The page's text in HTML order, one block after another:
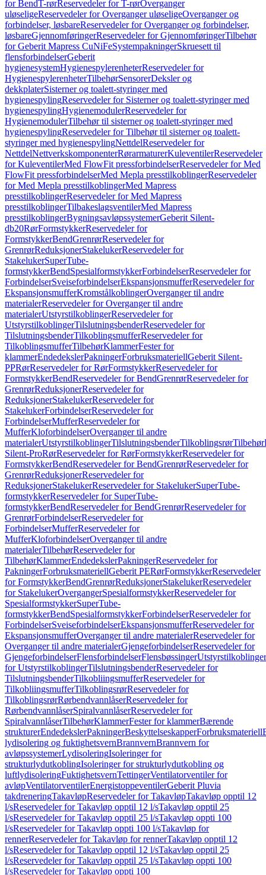
for BendT-rørReservedeler for T-rørOverganger
uløseligeReservedeler for Overganger uløseligeOverganger og
forbindelser, løsbareReservedeler for Overganger og forbindelser,
løsbareGjennomføringerReservedeler for GjennomføringerTilbehør
for Geberit Mapress CuNiFeSystempakningerSkruesett til
flensforbindelserGeberit
hygienesystemHygienespylerenheterReservedeler for
HygienespylerenheterTilbehørSensorerDeksler og
dekkplaterSisterner og toalett-styringer med
hygienespylingReservedeler for Sisterner og toalett-styringer med
hygienespylingHygienemodulerReservedeler for
HygienemodulerTilbehør til sisterner og toalett-styringer med
hygienespylingReservedeler for Tilbehør til sisterner og toalett-
styringer med hygienespylingNettdelReservedeler for
NettdelNettverkskomponenterRørarmaturerKuleventilerReservedeler
for KuleventilerMed FlowFit pressforbindelserReservedeler for Med
FlowFit pressforbindelserMed Mepla presstilkoblingerReservedeler
for Med Mepla presstilkoblingerMed Mapress
presstilkoblingerReservedeler for Med Mapress
presstilkoblingerTilbakeslagsventilerMed Mapress
presstilkoblingerBygningsavløpssystemerGeberit Silent-
db20RørFormstykkerReservedeler for
FormstykkerBendGrenrørReservedeler for
GrenrørReduksjonerStakelukerReservedeler for
StakelukerSuperTube-
formstykkerBendSpesialformstykkerForbindelserReservedeler for
ForbindelserSveiseforbindelserEkspansjonsmufferReservedeler for
EkspansjonsmufferKromstålkoblingerOverganger til andre
materialerReservedeler for Overganger til andre
materialerUtstyrstilkoblingerReservedeler for
UtstyrstilkoblingerTilslutningsbenderReservedeler for
TilslutningsbenderTilkoblingsmufferReservedeler for
TilkoblingsmufferTilbehørKlammerFester for
klammerEndedekslerPakningerForbruksmateriellGeberit Silent-
PPRørReservedeler for RørFormstykkerReservedeler for
FormstykkerBendReservedeler for BendGrenrørReservedeler for
GrenrørReduksjonerReservedeler for
ReduksjonerStakelukerReservedeler for
StakelukerForbindelserReservedeler for
ForbindelserMufferReservedeler for
MufferKloforbindelserOverganger til andre
materialerUtstyrstilkoblingerTilslutningsbenderTilkoblingsrørTilbehør
Silent-ProRørReservedeler for RørFormstykkerReservedeler for
FormstykkerBendReservedeler for BendGrenrørReservedeler for
GrenrørReduksjonerReservedeler for
ReduksjonerStakelukerReservedeler for StakelukerSuperTube-
formstykkerReservedeler for SuperTube-
formstykkerBendReservedeler for BendGrenrørReservedeler for
GrenrørForbindelserReservedeler for
ForbindelserMufferReservedeler for
MufferKloforbindelserOverganger til andre
materialerTilbehørReservedeler for
TilbehørKlammerEndedekslerPakningerReservedeler for
PakningerForbruksmateriellGeberit PERørFormstykkerReservedeler
for FormstykkerBendGrenrørReduksjonerStakelukerReservedeler
for StakelukerOvergangerSpesialformstykkerReservedeler for
SpesialformstykkerSuperTube-
formstykkerBendSpesialformstykkerForbindelserReservedeler for
ForbindelserSveiseforbindelserEkspansjonsmufferReservedeler for
EkspansjonsmufferOverganger til andre materialerReservedeler for
Overganger til andre materialerGjengeforbindelserReservedeler for
GjengeforbindelserFlensforbindelserFlensbøssingerUtstyrstilkoblinger
for UtstyrstilkoblingerTilslutningsbenderReservedeler for
TilslutningsbenderTilkobliingsmufferReservedeler for
TilkobliingsmufferTilkoblingsrørReservedeler for
TilkoblingsrørRørbendvannlåserReservedeler for
RørbendvannlåserSpiralvannlåserReservedeler for
SpiralvannlåserTilbehørKlammerFester for klammerBærende
strukturerEndedekslerPakningerBeskyttelseskapperForbruksmateriell
lydisolering og fuktighetsvernBrannvernBrannvern for
avløpssystemerLydisoleringIsoleringer for
strukturlydutkoblingIsoleringer for strukturlydutkobling og
luftlydisoleringFuktighetsvernTettingerVentilatorventiler for
avløpVentilatorventilerEnergistoppeventilerGeberit Pluvia
takdreneringTakavløpReservedeler for TakavløpTakavløp opptil 12
l/sReservedeler for Takavløp opptil 12 l/sTakavløp opptil 25
l/sReservedeler for Takavløp opptil 25 l/sTakavløp oppti 100
l/sReservedeler for Takavløp oppti 100 l/sTakavløp for
rennerReservedeler for Takavløp for rennerTakavløp opptil 12
l/sReservedeler for Takavløp opptil 12 l/sTakavløp opptil 25
l/sReservedeler for Takavløp opptil 25 l/sTakavløp oppti 100
l/sReservedeler for Takavløp oppti 100